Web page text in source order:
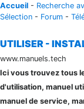
Accueil - Recherche
Sélection - Forum -
UTILISER -
www.manuels.tech
Ici vous trouvez tous
d'utilisation, manuel
manuel de service,